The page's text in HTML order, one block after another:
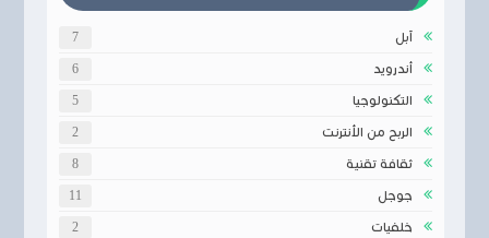
آبل 7
أندرويد 6
التكنولوجيا 5
الربح من الأنترنت 2
ثقافة تقنية 8
جوجل 11
خلفيات 2